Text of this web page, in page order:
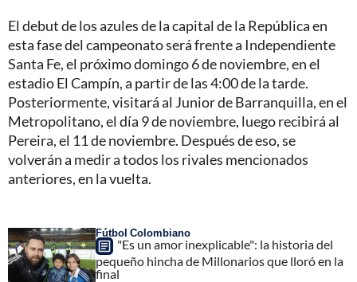
El debut de los azules de la capital de la República en
esta fase del campeonato será frente a Independiente
Santa Fe, el próximo domingo 6 de noviembre, en el
estadio El Campín, a partir de las 4:00 de la tarde.
Posteriormente, visitará al Junior de Barranquilla, en el
Metropolitano, el día 9 de noviembre, luego recibirá al
Pereira, el 11 de noviembre. Después de eso, se
volverán a medir a todos los rivales mencionados
anteriores, en la vuelta.
Fútbol Colombiano
"Es un amor inexplicable": la historia del
pequeño hincha de Millonarios que lloró en la
final